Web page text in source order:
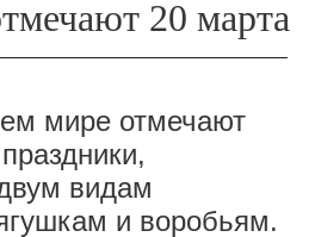
20 марта
мире отмечают
видам
и воробьям.